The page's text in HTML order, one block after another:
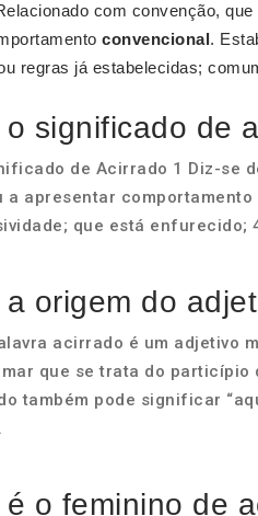
com convenção,
convencional.
regras já estabelecidas;
o significado de
de Acirrado 1 Diz-se
a apresentar
que está enfurecido;
a origem do
acirrado é um adjetivo
que se trata do particípio
também pode significar
é o feminino de